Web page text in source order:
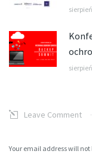
Leave Comment
Your email address will